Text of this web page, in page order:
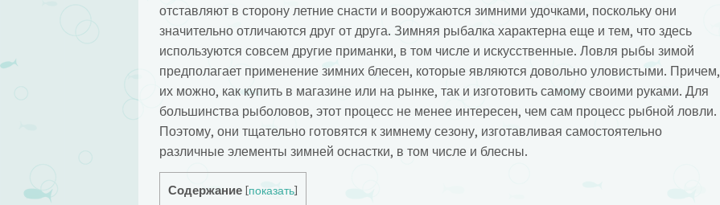
отставляют в сторону летние снасти и вооружаются зимними удочками, поскольку они
значительно отличаются друг от друга. Зимняя рыбалка характерна еще и тем, что здесь
используются совсем другие приманки, в том числе и искусственные. Ловля рыбы зимой
предполагает применение зимних блесен, которые являются довольно уловистыми. Причем,
их можно, как купить в магазине или на рынке, так и изготовить самому своими руками. Для
большинства рыболовов, этот процесс не менее интересен, чем сам процесс рыбной ловли.
Поэтому, они тщательно готовятся к зимнему сезону, изготавливая самостоятельно
различные элементы зимней оснастки, в том числе и блесны.
Содержание показать]